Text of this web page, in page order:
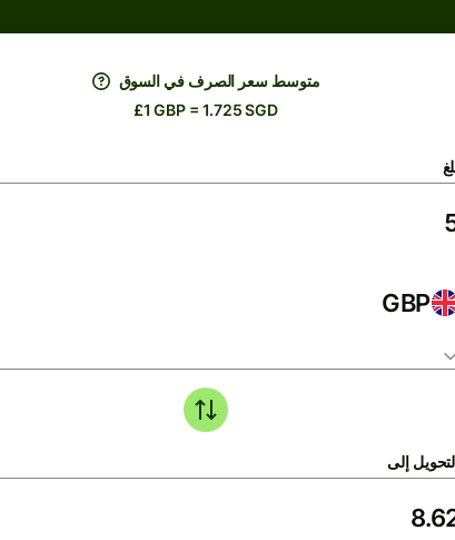
متوسط ​​سعر الصرف في السوق
£1 GBP = 1.725 SGD
GBP
إلى